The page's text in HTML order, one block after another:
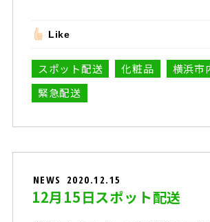
Like
スポット配送 化粧品
横浜市
緊急配送
NEWS 2020.12.15
12月15日スポット配送